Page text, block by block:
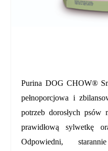
Purina DOG CHOW®
pełnoporcjowa i
potrzeb dorosłych psów
prawidłową sylwetkę
Odpowiedni,